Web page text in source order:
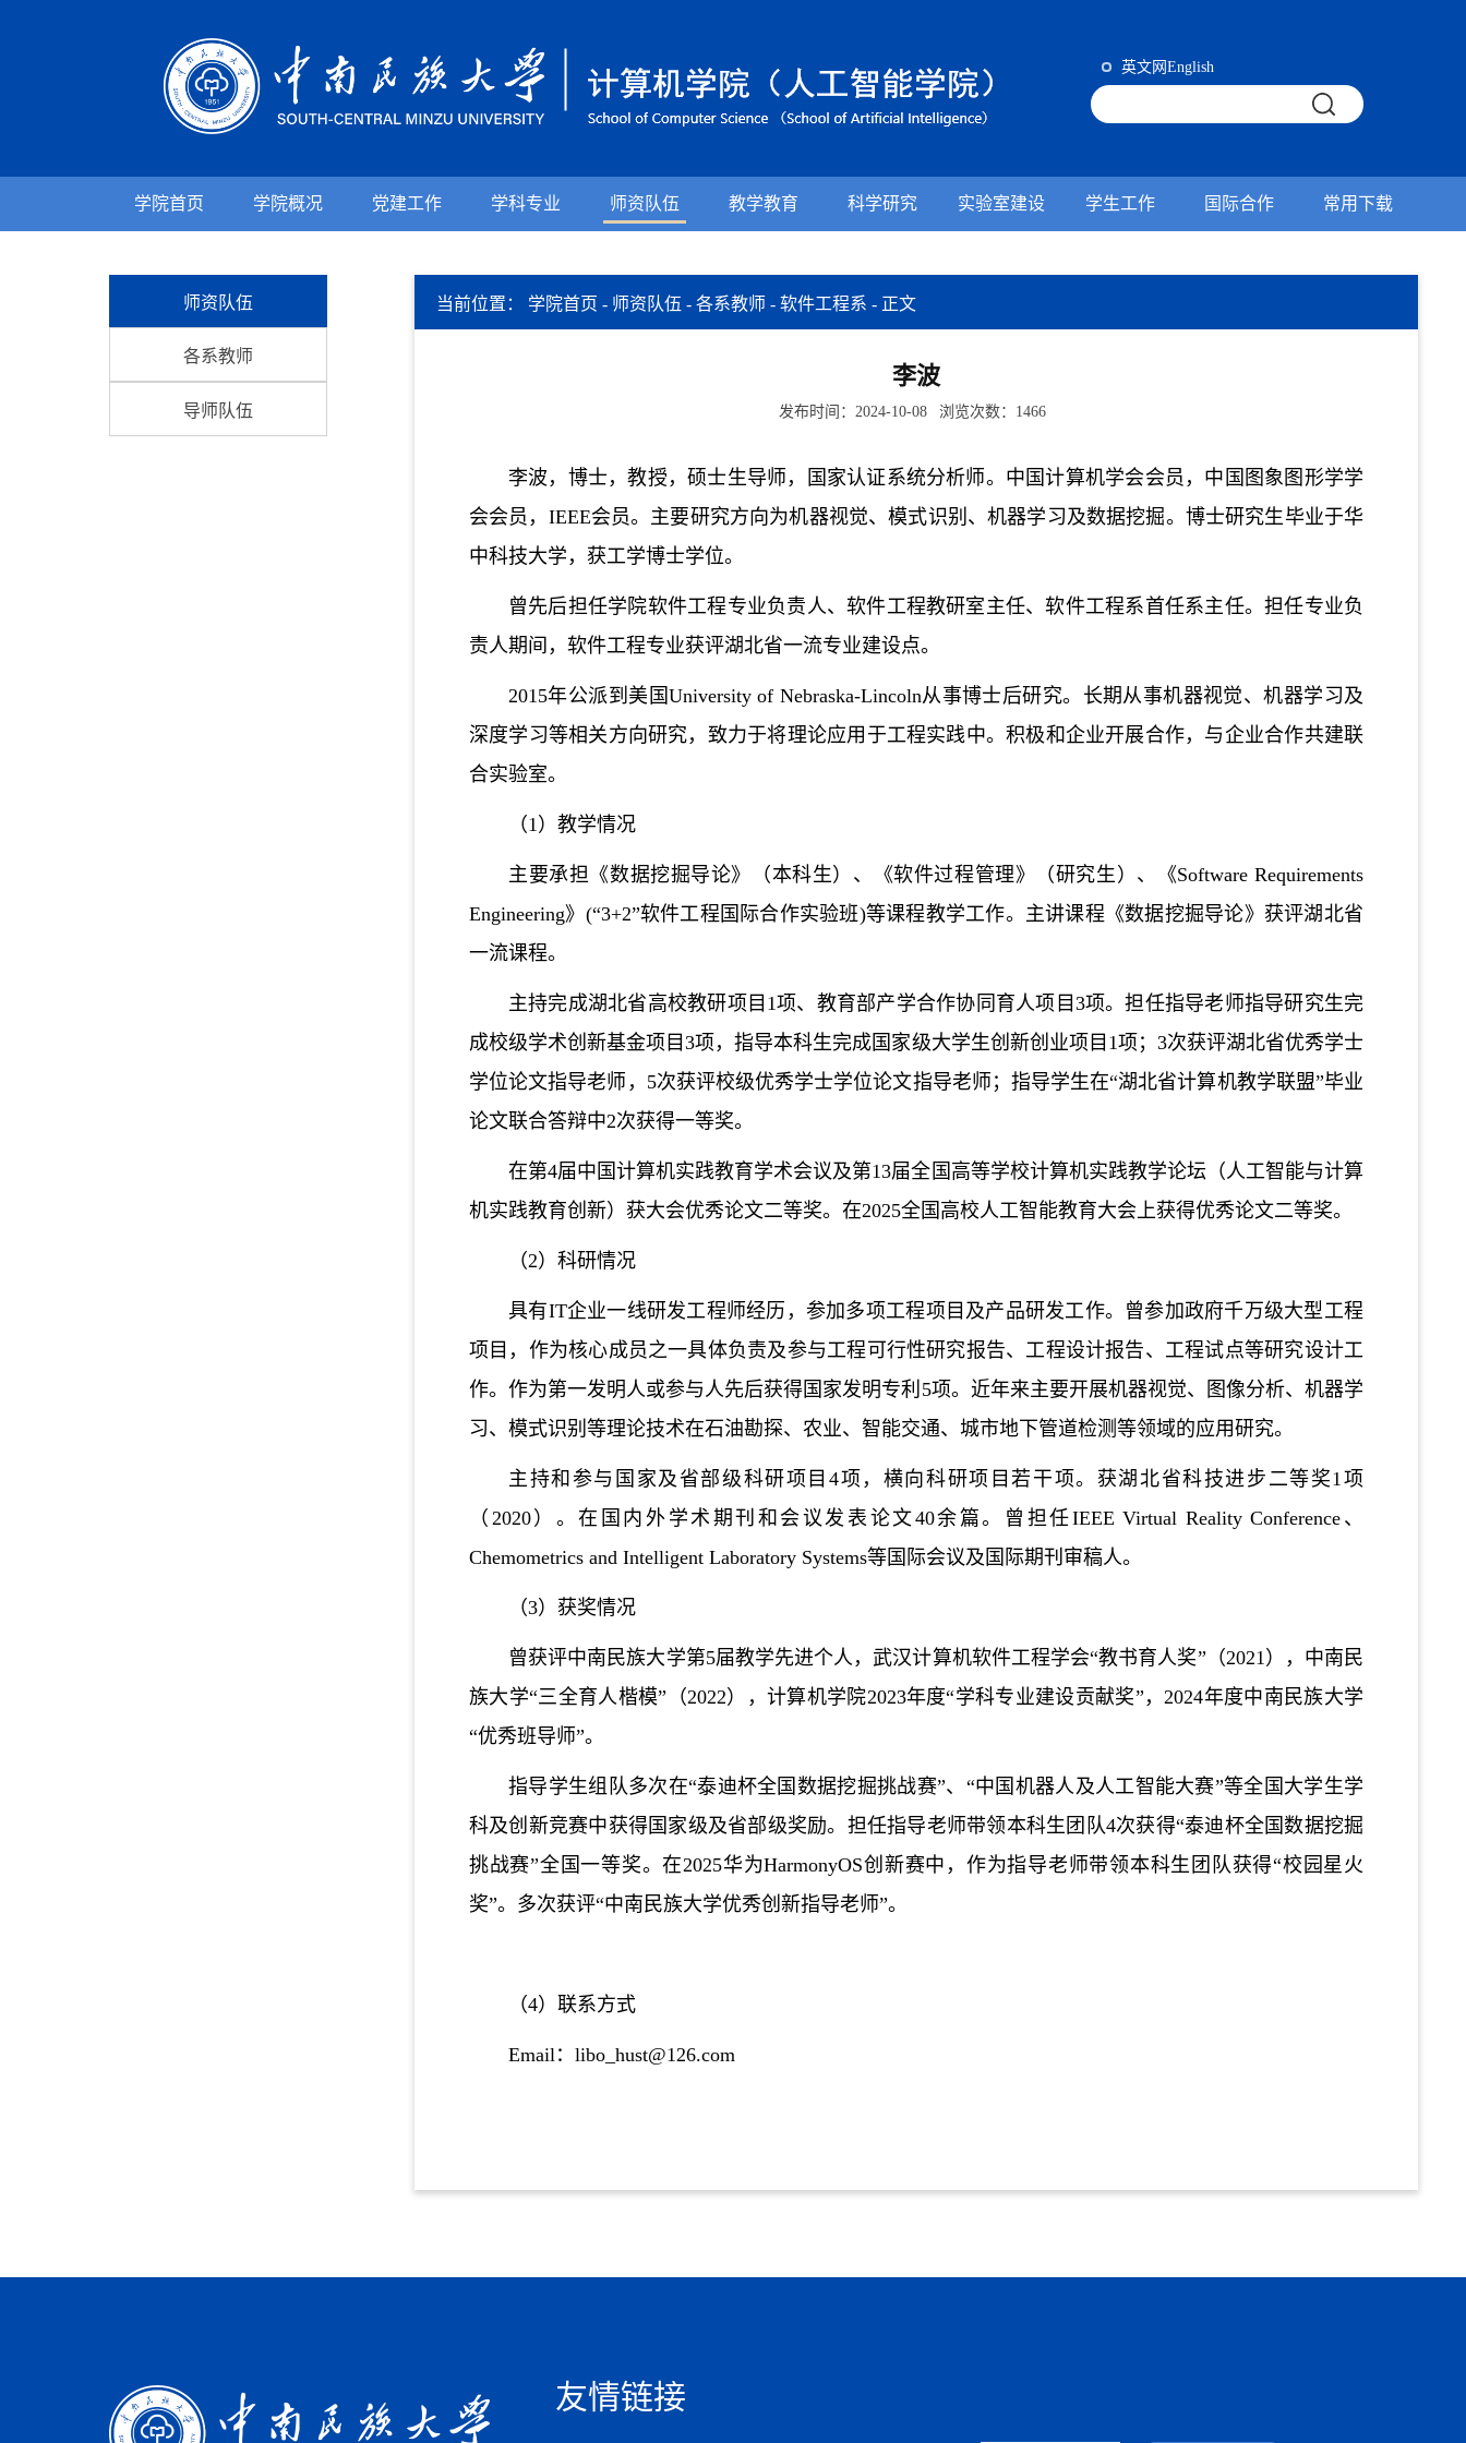
英文网English
学院首页 学院概况 党建工作 学科专业 师资队伍 教学教育 科学研究 实验室建设 学生工作 国际合作 常用下载
师资队伍
各系教师
导师队伍
当前位置： 学院首页 - 师资队伍 - 各系教师 - 软件工程系 - 正文
李波
发布时间：2024-10-08 浏览次数： 1466
李波，博士，教授，硕士生导师，国家认证系统分析师。中国计算机学会会员，中国图象图形学学
会会员， IEEE会员。主要研究方向为机器视觉、模式识别、机器学习及数据挖掘。博士研究生毕业于华
中科技大学，获工学博士学位。
曾先后担任学院软件工程专业负责人、软件工程教研室主任、软件工程系首任系主任。担任专业负
责人期间，软件工程专业获评湖北省一流专业建设点。
2015年公派到美国University of Nebraska-Lincoln从事博士后研究。长期从事机器视觉、机器学习及
深度学习等相关方向研究，致力于将理论应用于工程实践中。积极和企业开展合作，与企业合作共建联
合实验室。
（1）教学情况
主要承担《数据挖掘导论》（本科生）、《软件过程管理》（研究生）、《Software Requirements
Engineering》(“3+2”软件工程国际合作实验班)等课程教学工作。主讲课程《数据挖掘导论》获评湖北省
一流课程。
主持完成湖北省高校教研项目 1项、教育部产学合作协同育人项目3项。担任指导老师指导研究生完
成校级学术创新基金项目3项，指导本科生完成国家级大学生创新创业项目1项；3次获评湖北省优秀学士
学位论文指导老师，5次获评校级优秀学士学位论文指导老师；指导学生在“湖北省计算机教学联盟”毕业
论文联合答辩中2次获得一等奖。
在第4届中国计算机实践教育学术会议及第13届全国高等学校计算机实践教学论坛（人工智能与计算
机实践教育创新）获大会优秀论文二等奖。在2025全国高校人工智能教育大会上获得优秀论文二等奖。
（2）科研情况
具有IT企业一线研发工程师经历，参加多项工程项目及产品研发工作。曾参加政府千万级大型工程
项目，作为核心成员之一具体负责及参与工程可行性研究报告、工程设计报告、工程试点等研究设计工
作。作为第一发明人或参与人先后获得国家发明专利5项。近年来主要开展机器视觉、图像分析、机器学
习、模式识别等理论技术在石油勘探、农业、智能交通、城市地下管道检测等领域的应用研究。
主持和参与国家及省部级科研项目 4项，横向科研项目若干项。获湖北省科技进步二等奖1项
（2020）。在国内外学术期刊和会议发表论文40余篇。曾担任IEEE Virtual Reality Conference、
Chemometrics and Intelligent Laboratory Systems等国际会议及国际期刊审稿人。
（3）获奖情况
曾获评中南民族大学第5届教学先进个人，武汉计算机软件工程学会“教书育人奖”（2021），中南民
族大学“三全育人楷模”（2022），计算机学院2023年度“学科专业建设贡献奖”，2024年度中南民族大学
“优秀班导师”。
指导学生组队多次在“泰迪杯全国数据挖掘挑战赛”、“中国机器人及人工智能大赛”等全国大学生学
科及创新竞赛中获得国家级及省部级奖励。担任指导老师带领本科生团队4次获得“泰迪杯全国数据挖掘
挑战赛”全国一等奖。在2025华为HarmonyOS创新赛中，作为指导老师带领本科生团队获得“校园星火
奖”。多次获评“中南民族大学优秀创新指导老师”。
（4）联系方式
Email： libo_hust@126.com
友情链接